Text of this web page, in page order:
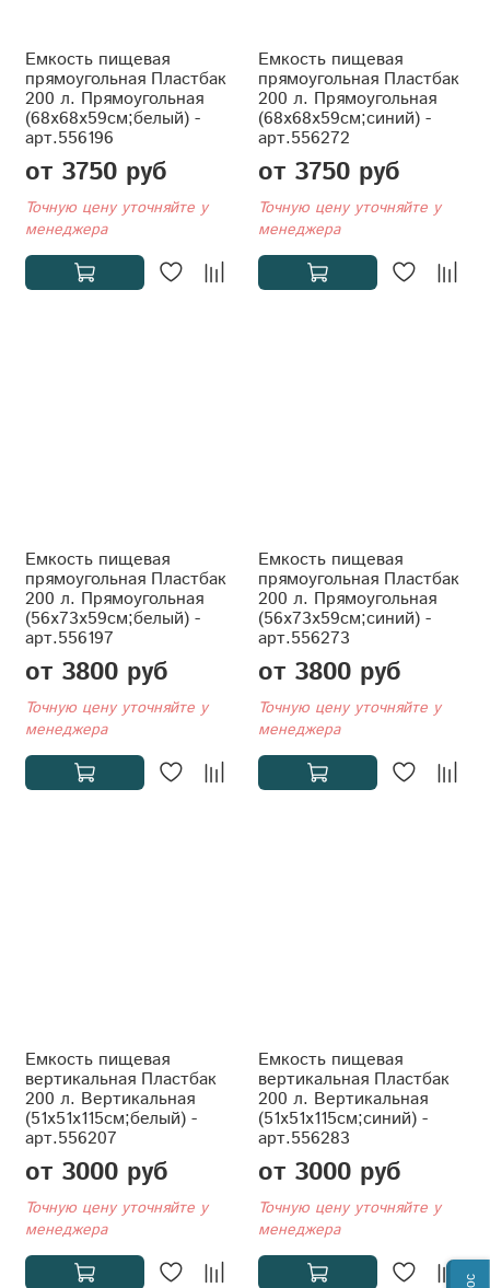
Емкость пищевая
прямоугольная Пластбак
200 л. Прямоугольная
(68x68x59см;белый) -
арт.556196
от 3750 руб
Точную цену уточняйте у
менеджера
Емкость пищевая
прямоугольная Пластбак
200 л. Прямоугольная
(68x68x59см;синий) -
арт.556272
от 3750 руб
Точную цену уточняйте у
менеджера
Емкость пищевая
прямоугольная Пластбак
200 л. Прямоугольная
(56x73x59см;белый) -
арт.556197
от 3800 руб
Точную цену уточняйте у
менеджера
Емкость пищевая
прямоугольная Пластбак
200 л. Прямоугольная
(56x73x59см;синий) -
арт.556273
от 3800 руб
Точную цену уточняйте у
менеджера
Емкость пищевая
вертикальная Пластбак
200 л. Вертикальная
(51x51x115см;белый) -
арт.556207
от 3000 руб
Точную цену уточняйте у
менеджера
Емкость пищевая
вертикальная Пластбак
200 л. Вертикальная
(51x51x115см;синий) -
арт.556283
от 3000 руб
Точную цену уточняйте у
менеджера